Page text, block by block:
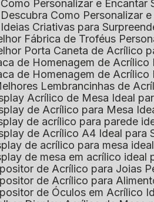
Como Personalizar e Encantar
Descubra Como Personalizar
Ideias Criativas para
Fábrica de Troféus
Porta Caneta de Acrílico
de Homenagem de
de Homenagem de
Lembrancinhas de
Acrílico de Mesa Ideal
de Acrílico para Mesa
de acrílico para parede
de Acrílico A4 Ideal para
de acrílico para mesa
de mesa em acrílico ideal
de Acrílico para Joias
de Acrílico para
de Óculos em Acrílico